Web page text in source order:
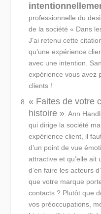
professionnelle du
de la société « Dans
J’ai retenu cette
qu’une expérience
avec une intention.
expérience vous avez
clients !
« Faites de votre
histoire ». Ann
qui dirige la société
expérience client, il
d’un point de vue
attractive et qu’elle ait
d’en faire les acteurs
que votre marque
contacts ? Plutôt que
vos préoccupations,